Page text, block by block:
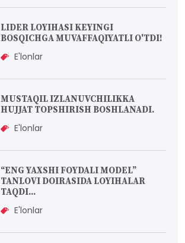
LIDER LOYIHASI KEYINGI
BOSQICHGA MUVAFFAQIYATLI O'TDI!
E'lonlar
MUSTAQIL IZLANUVCHILIKKA
HUJJAT TOPSHIRISH BOSHLANADI.
E'lonlar
“ENG YAXSHI FOYDALI MODEL”
TANLOVI DOIRASIDA LOYIHALAR
TAQDI...
E'lonlar